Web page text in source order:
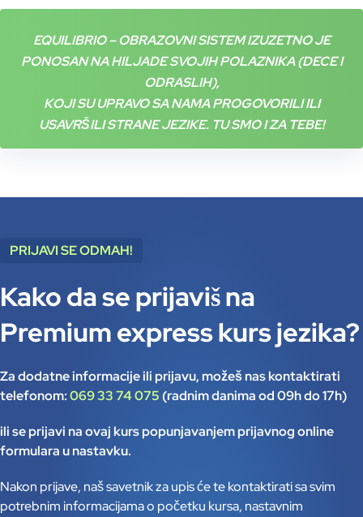
EQUILIBRIO – OBRAZOVNI SISTEM IZUZETNO JE
PONOSAN NA HILJADE SVOJIH POLAZNIKA (DECE I
ODRASLIH),
KOJI SU UPRAVO SA NAMA PROGOVORILI ILI
USAVRŠILI STRANE JEZIKE. TU SMO I ZA TEBE!
PRIJAVI SE ODMAH!
Kako da se prijaviš na
Premium express kurs jezika?
Za dodatne informacije ili prijavu, možeš nas kontaktirati
telefonom:069 33 74 075 (radnim danima od 09h do 17h)
ili se prijavi na ovaj kurs popunjavanjem prijavnog online
formulara u nastavku.
Nakon prijave, naš savetnik za upis će te kontaktirati sa svim
potrebnim informacijama o početku kursa, nastavnim